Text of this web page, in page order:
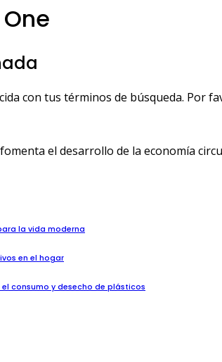
con tus términos de búsqueda. Por
fomenta el desarrollo de la economía
la vida moderna
en el hogar
consumo y desecho de plásticos